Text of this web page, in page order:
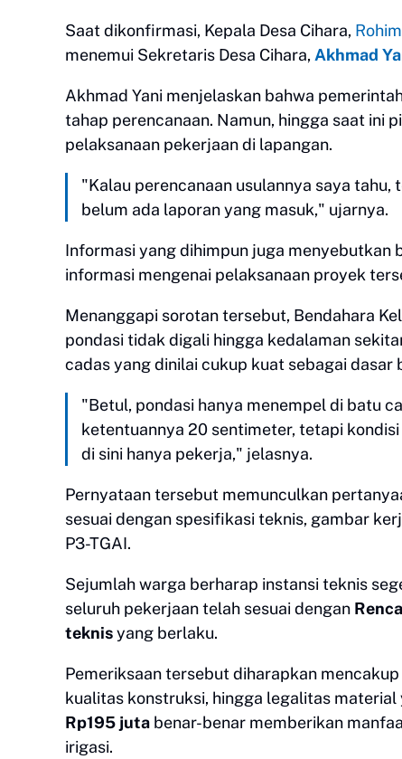
Saat dikonfirmasi, Kepala Desa Cihara,
menemui Sekretaris Desa Cihara, Akhmad
Akhmad Yani menjelaskan bahwa
tahap perencanaan. Namun, hingga saat ini
pelaksanaan pekerjaan di lapangan.
"Kalau perencanaan usulannya saya
belum ada laporan yang masuk," ujarnya.
Informasi yang dihimpun juga menyebutkan
informasi mengenai pelaksanaan proyek
Menanggapi sorotan tersebut, Bendahara
pondasi tidak digali hingga kedalaman
cadas yang dinilai cukup kuat sebagai dasar
"Betul, pondasi hanya menempel di batu
ketentuannya 20 sentimeter, tetapi
di sini hanya pekerja," jelasnya.
Pernyataan tersebut memunculkan
sesuai dengan spesifikasi teknis, gambar
P3-TGAI.
Sejumlah warga berharap instansi teknis
seluruh pekerjaan telah sesuai dengan
teknisyang berlaku.
Pemeriksaan tersebut diharapkan
kualitas konstruksi, hingga legalitas
Rp195 juta benar-benar memberikan
irigasi.